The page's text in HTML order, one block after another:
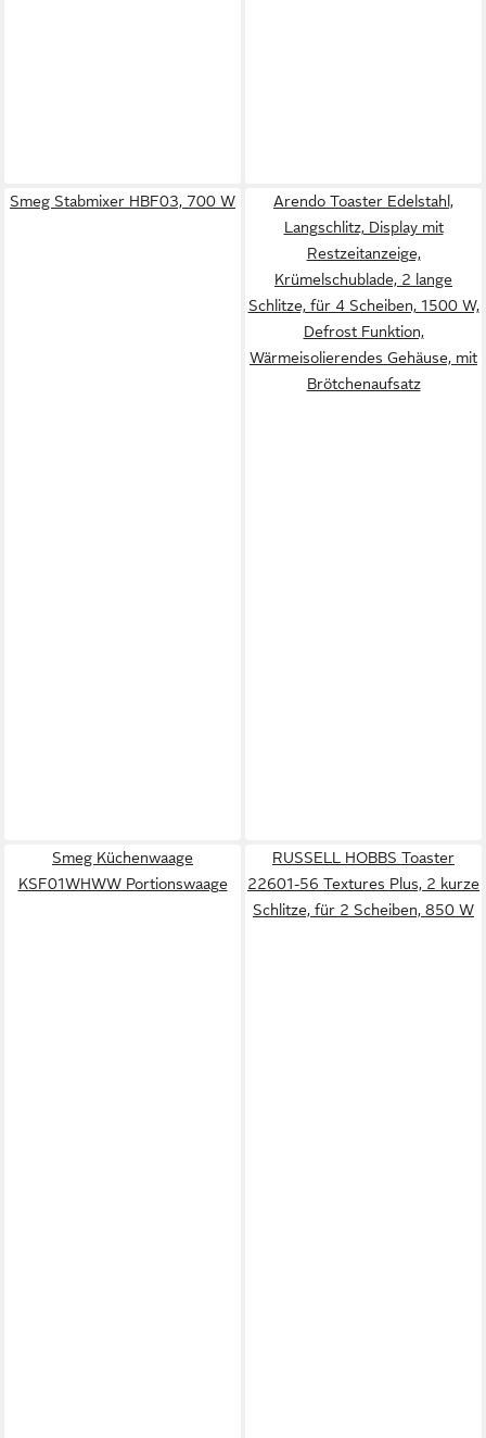
Smeg Stabmixer HBF03, 700 W
Arendo Toaster Edelstahl,
Langschlitz, Display mit
Restzeitanzeige,
Krümelschublade, 2 lange
Schlitze, für 4 Scheiben, 1500 W,
Defrost Funktion,
Wärmeisolierendes Gehäuse, mit
Brötchenaufsatz
Smeg Küchenwaage
KSF01WHWW Portionswaage
RUSSELL HOBBS Toaster
22601-56 Textures Plus, 2 kurze
Schlitze, für 2 Scheiben, 850 W